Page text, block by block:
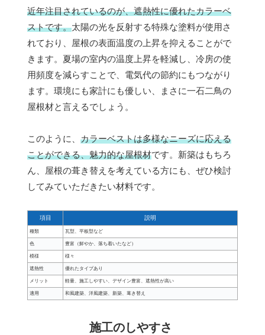
近年注目されているのが、遮熱性に優れたカラーベ
ストです。太陽の光を反射する特殊な塗料が使用さ
れており、屋根の表面温度の上昇を抑えることがで
きます。夏場の室内の温度上昇を軽減し、冷房の使
用頻度を減らすことで、電気代の節約にもつながり
ます。環境にも家計にも優しい、まさに一石二鳥の
屋根材と言えるでしょう。
このように、 カラーベストは多様なニーズに応える
ことができる、魅力的な屋根材です。新築はもちろ
ん、屋根の葺き替えを考えている方にも、ぜひ検討
してみていただきたい材料です。
項目 説明
種類 瓦型、平板型など
色 豊富（鮮やか、落ち着いたなど）
模様 様々
遮熱性 優れたタイプあり
メリット 軽量、施工しやすい、デザイン豊富、遮熱性が高い
適用 和風建築、洋風建築、新築、葺き替え
施工のしやすさ